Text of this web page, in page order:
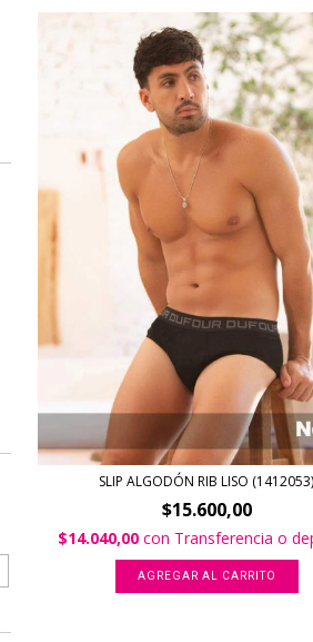
SLIP ALGODÓN RIB LISO (1412053)
$15.600,00
$14.040,00con Transferencia o
AGREGAR AL CARRITO